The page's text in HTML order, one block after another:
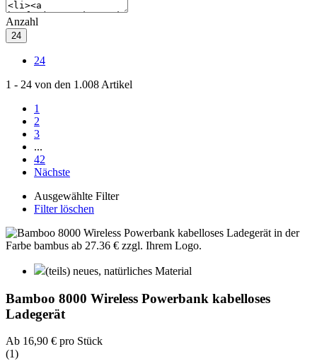
Anzahl
24
24
1 - 24 von den 1.008 Artikel
1
2
3
...
42
Nächste
Ausgewählte Filter
Filter löschen
(teils) neues, natürliches Material
Bamboo 8000 Wireless Powerbank kabelloses
Ladegerät
Ab 16,90 € pro Stück
(1)